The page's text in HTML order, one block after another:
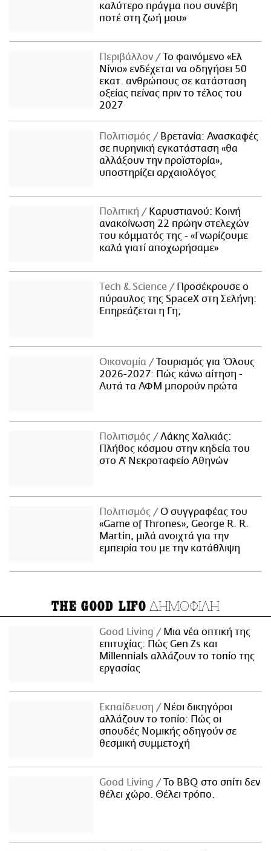
καλύτερο πράγμα που συνέβη
ποτέ στη ζωή μου»
Περιβάλλον
Το φαινόμενο «Ελ
Νίνιο» ενδέχεται να οδηγήσει 50
εκατ. ανθρώπους σε κατάσταση
οξείας πείνας πριν το τέλος του
2027
Πολιτισμός
Βρετανία: Ανασκαφές
σε πυρηνική εγκατάσταση «θα
αλλάξουν την προϊστορία»,
υποστηρίζει αρχαιολόγος
Πολιτική
Καρυστιανού: Κοινή
ανακοίνωση 22 πρώην στελεχών
του κόμματός της - «Γνωρίζουμε
καλά γιατί αποχωρήσαμε»
Τech & Science
Προσέκρουσε ο
πύραυλος της SpaceX στη Σελήνη:
Επηρεάζεται η Γη;
Οικονομία
Τουρισμός για Όλους
2026-2027: Πώς κάνω αίτηση -
Αυτά τα ΑΦΜ μπορούν πρώτα
Πολιτισμός
Λάκης Χαλκιάς:
Πλήθος κόσμου στην κηδεία του
στο Α' Νεκροταφείο Αθηνών
Πολιτισμός
Ο συγγραφέας του
«Game of Thrones», George R. R.
Martin, μιλά ανοιχτά για την
εμπειρία του με την κατάθλιψη
THE GOOD LIFO ΔΗΜΟΦΙΛΗ
Good Living
Μια νέα οπτική της
επιτυχίας: Πώς Gen Zs και
Millennials αλλάζουν το τοπίο της
εργασίας
Εκπαίδευση
Νέοι δικηγόροι
αλλάζουν το τοπίο: Πώς οι
σπουδές Νομικής οδηγούν σε
θεσμική συμμετοχή
Good Living
Το BBQ στο σπίτι δεν
θέλει χώρο. Θέλει τρόπο.